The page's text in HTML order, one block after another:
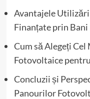
Avantajele
Finanțate prin Bani
Cum să Alegeți
Fotovoltaice
Concluzii și
Panourilor